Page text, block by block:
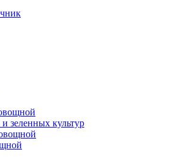
зеленных культур